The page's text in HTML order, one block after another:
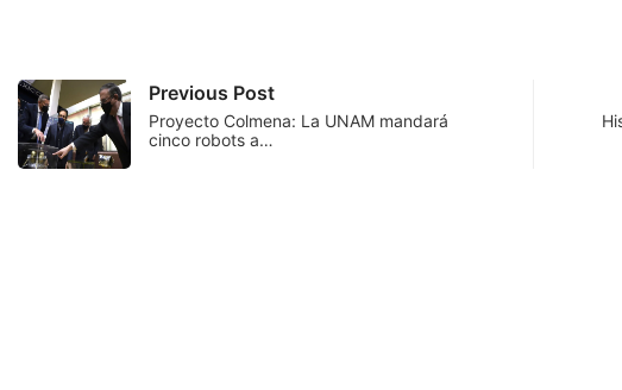
Previous Post
Proyecto Colmena: La UNAM mandará
cinco robots a…